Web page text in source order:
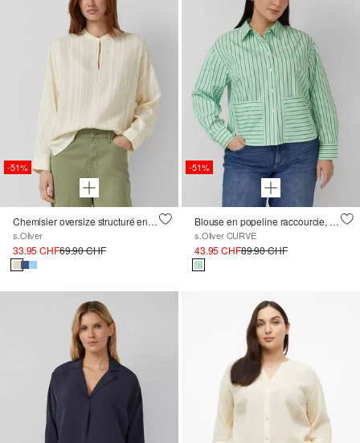
-51%
Chemisier oversize structuré en mélange de viscose
s.Oliver
33.95 CHF69.90 CHF
-51%
Blouse en popeline raccourcie, coupe décontractée
s.Oliver CURVE
43.95 CHF89.90 CHF